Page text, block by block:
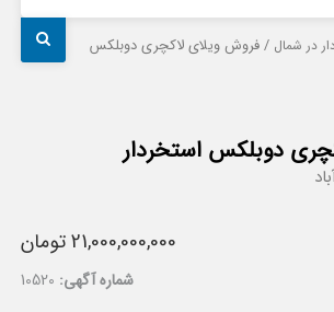
در شمال / فروش ویلای لاکچری دوبلکس
دوبلکس استخردار
21,000,000,000 تومان
شماره آگهی: 10520